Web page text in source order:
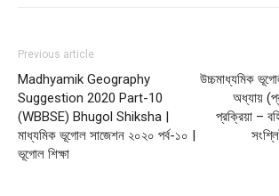
Previous article
Madhyamik Geography
Suggestion 2020 Part-10
(WBBSE) Bhugol Shiksha |
মাধ্যমিক ভূগোল সাজেশন ২০২০ পর্ব-১০ |
ভূগোল শিক্ষা
উচ্চমাধ্যমিক
অধ্যায়
প্রক্রিয়া –